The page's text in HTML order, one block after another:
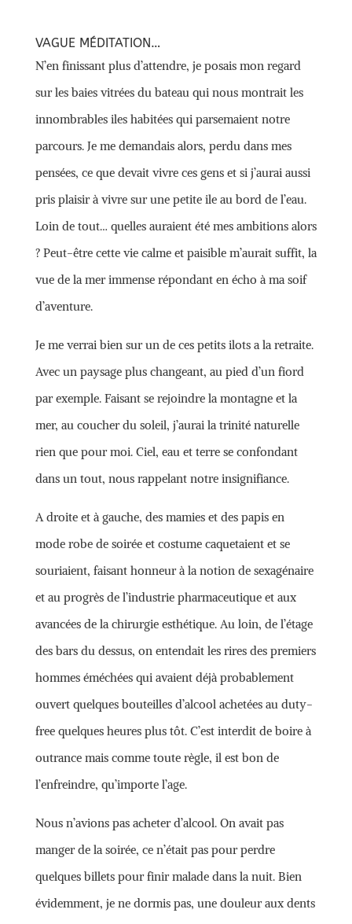
VAGUE MÉDITATION…
N’en finissant plus d’attendre, je posais mon regard
sur les baies vitrées du bateau qui nous montrait les
innombrables iles habitées qui parsemaient notre
parcours. Je me demandais alors, perdu dans mes
pensées, ce que devait vivre ces gens et si j’aurai aussi
pris plaisir à vivre sur une petite ile au bord de l’eau.
Loin de tout… quelles auraient été mes ambitions alors
? Peut-être cette vie calme et paisible m’aurait suffit, la
vue de la mer immense répondant en écho à ma soif
d’aventure.
Je me verrai bien sur un de ces petits ilots a la retraite.
Avec un paysage plus changeant, au pied d’un fiord
par exemple. Faisant se rejoindre la montagne et la
mer, au coucher du soleil, j’aurai la trinité naturelle
rien que pour moi. Ciel, eau et terre se confondant
dans un tout, nous rappelant notre insignifiance.
A droite et à gauche, des mamies et des papis en
mode robe de soirée et costume caquetaient et se
souriaient, faisant honneur à la notion de sexagénaire
et au progrès de l’industrie pharmaceutique et aux
avancées de la chirurgie esthétique. Au loin, de l’étage
des bars du dessus, on entendait les rires des premiers
hommes éméchées qui avaient déjà probablement
ouvert quelques bouteilles d’alcool achetées au duty-
free quelques heures plus tôt. C’est interdit de boire à
outrance mais comme toute règle, il est bon de
l’enfreindre, qu’importe l’age.
Nous n’avions pas acheter d’alcool. On avait pas
manger de la soirée, ce n’était pas pour perdre
quelques billets pour finir malade dans la nuit. Bien
évidemment, je ne dormis pas, une douleur aux dents